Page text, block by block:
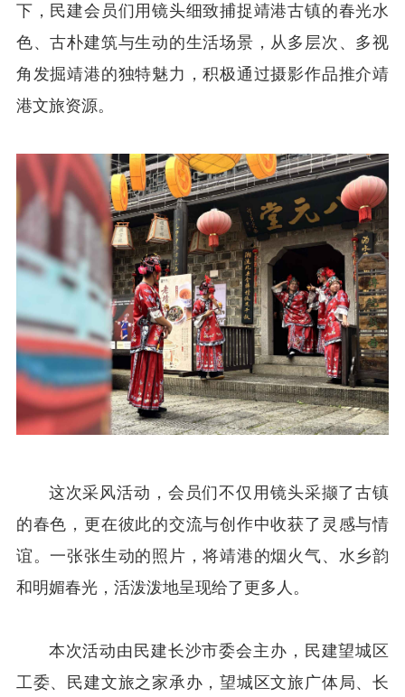
下，民建会员们用镜头细致捕捉靖港古镇的春光水
色、古朴建筑与生动的生活场景，从多层次、多视
角发掘靖港的独特魅力，积极通过摄影作品推介靖
港文旅资源。
这次采风活动，会员们不仅用镜头采撷了古镇
的春色，更在彼此的交流与创作中收获了灵感与情
谊。一张张生动的照片，将靖港的烟火气、水乡韵
和明媚春光，活泼泼地呈现给了更多人。
本次活动由民建长沙市委会主办，民建望城区
工委、民建文旅之家承办，望城区文旅广体局、长